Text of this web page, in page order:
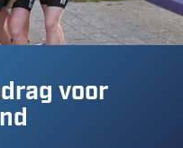
voor